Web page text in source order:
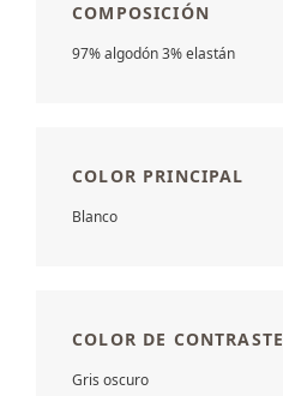
COMPOSICIÓN
97% algodón 3% elastán
COLOR PRINCIPAL
Blanco
COLOR DE CONTRASTE
Gris oscuro